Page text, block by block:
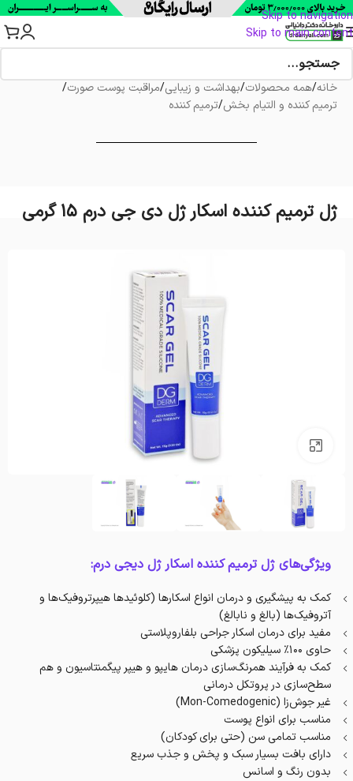
Skip to navigation
Skip to main content
خانه/همه محصولات/بهداشت و زیبایی/مراقبت پوست صورت/
ترمیم کننده و التیام بخش/ترمیم کننده
ژل ترمیم کننده اسکار ژل دی جی درم 15 گرمی
ویژگی‌های‌ ژل ترمیم کننده اسکار ژل دیجی درم:
کمک به پیشگیری و درمان انواع اسکارها (کلوئیدها هیپرتروفیک‌ها و
آتروفیک‌ها (بالغ و نابالغ)
مفید برای درمان اسکار جراحی بلفاروپلاستی
حاوی ۱۰۰٪ سیلیکون پزشکی
کمک به فرآیند همرنگ‌سازی درمان هایپو و هیپر پیگمنتاسیون و هم
سطح‌سازی در پروتکل درمانی
غیر جوش‌زا (Mon-Comedogenic)
مناسب برای انواع پوست
مناسب تمامی سن (حتی برای کودکان)
دارای بافت بسیار سبک و پخش و جذب سریع
بدون رنگ و اسانس